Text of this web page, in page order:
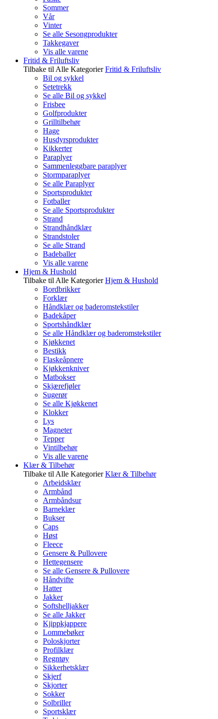
Sommer
Vår
Vinter
Se alle Sesongprodukter
Takkegaver
Vis alle varene
Fritid & Friluftsliv
Tilbake til Alle Kategorier Fritid & Friluftsliv
Bil og sykkel
Setetrekk
Se alle Bil og sykkel
Frisbee
Golfprodukter
Grilltilbehør
Hage
Husdyrsprodukter
Kikkerter
Paraplyer
Sammenleggbare paraplyer
Stormparaplyer
Se alle Paraplyer
Sportsprodukter
Fotballer
Se alle Sportsprodukter
Strand
Strandhåndklær
Strandstoler
Se alle Strand
Badeballer
Vis alle varene
Hjem & Hushold
Tilbake til Alle Kategorier Hjem & Hushold
Bordbrikker
Forklær
Håndklær og baderomstekstiler
Badekåper
Sportshåndklær
Se alle Håndklær og baderomstekstiler
Kjøkkenet
Bestikk
Flaskeåpnere
Kjøkkenkniver
Matbokser
Skjærefjøler
Sugerør
Se alle Kjøkkenet
Klokker
Lys
Magneter
Tepper
Vintilbehør
Vis alle varene
Klær & Tilbehør
Tilbake til Alle Kategorier Klær & Tilbehør
Arbeidsklær
Armbånd
Armbåndsur
Barneklær
Bukser
Caps
Høst
Fleece
Gensere & Pullovere
Hettegensere
Se alle Gensere & Pullovere
Håndvifte
Hatter
Jakker
Softshelljakker
Se alle Jakker
Kjippkjappere
Lommebøker
Poloskjorter
Profilklær
Regntøy
Sikkerhetsklær
Skjerf
Skjorter
Sokker
Solbriller
Sportsklær